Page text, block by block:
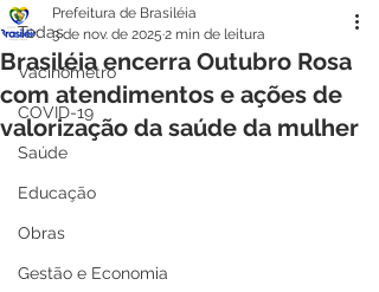
Todas
Vacinômetro
COVID-19
Saúde
Educação
Obras
Gestão e Economia
Brasiléia encerra Outubro Rosa
com atendimentos e ações de
valorização da saúde da mulher
Prefeitura de Brasiléia
3 de nov. de 2025 2 min de leitura